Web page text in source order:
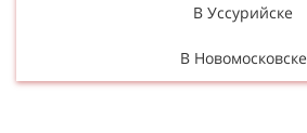
В Уссурийске
В Новомосковске